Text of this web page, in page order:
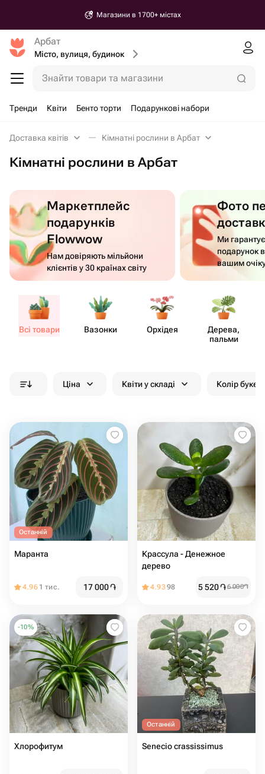
Магазини в 1700+ містах
Арбат
Місто, вулиця, будинок
Знайти товари та магазини
Тренди Квіти Бенто торти Подарункові набори
Доставка квітів Кімнатні рослини в Арбат
Кімнатні рослини в Арбат
Маркетплейс
подарунків
Flowwow
Нам довіряють мільйони
клієнтів у 30 країнах світу
Фото
Ми
подарунок
вашим
Всі товари Вазонки Орхідея
Дерева,
пальми
Ціна Квіти у складі Колір
Останній
Маранта
4.96 1 тис. 17 000֏
Крассула - Денежное
дерево
4.9398 5 520֏6 000֏
-10%
Хлорофитум
Останній
Senecio crassissimus